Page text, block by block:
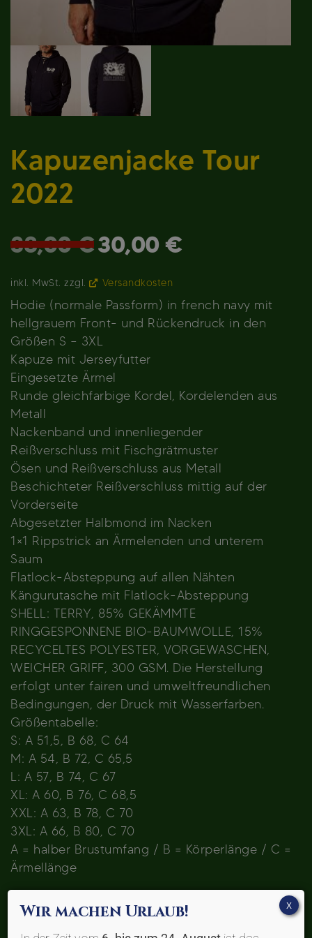
Kapuzenjacke Tour
2022
38,00€ Ursprünglicher
Preis
38,00 €
30,00 €Aktueller
Preis
inkl. MwSt. zzgl. Versandkosten
Hodie (normale Passform) in french navy mit
hellgrauem Front- und Rückendruck in den
Größen S – 3XL
Kapuze mit Jerseyfutter
Eingesetzte Ärmel
Runde gleichfarbige Kordel, Kordelenden aus
Metall
Nackenband und innenliegender
Reißverschluss mit Fischgrätmuster
Ösen und Reißverschluss aus Metall
Beschichteter Reißverschluss mittig auf der
Vorderseite
Abgesetzter Halbmond im Nacken
1×1 Rippstrick an Ärmelenden und unterem
Saum
Flatlock-Absteppung auf allen Nähten
Kängurutasche mit Flatlock-Absteppung
SHELL: TERRY, 85% GEKÄMMTE
RINGGESPONNENE BIO-BAUMWOLLE, 15%
RECYCELTES POLYESTER, VORGEWASCHEN,
WEICHER GRIFF, 300 GSM. Die Herstellung
erfolgt unter fairen und umweltfreundlichen
Bedingungen, der Druck mit Wasserfarben.
Größentabelle:
S: A 51,5, B 68, C 64
M: A 54, B 72, C 65,5
L: A 57, B 74, C 67
XL: A 60, B 76, C 68,5
XXL: A 63, B 78, C 70
3XL: A 66, B 80, C 70
A = halber Brustumfang / B = Körperlänge / C =
Ärmellänge
Größe
Wir machen Urlaub! X